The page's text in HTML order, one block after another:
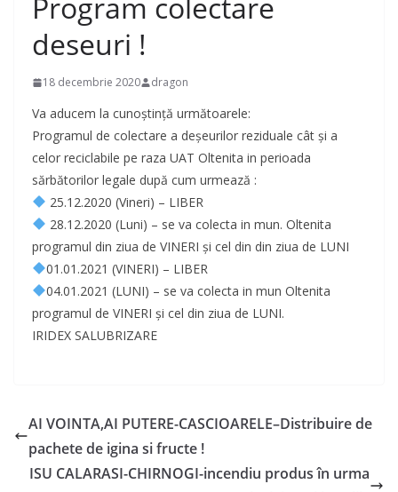
deseuri !
18 decembrie 2020 dragon
Va aducem la cunoștință următoarele:
Programul de colectare a deșeurilor reziduale cât și a
celor reciclabile pe raza UAT Oltenita in perioada
sărbătorilor legale după cum urmează :
25.12.2020 (Vineri) – LIBER
28.12.2020 (Luni) – se va colecta in mun. Oltenita
programul din ziua de VINERI și cel din din ziua de LUNI
01.01.2021 (VINERI) – LIBER
04.01.2021 (LUNI) – se va colecta in mun Oltenita
programul de VINERI și cel din ziua de LUNI.
IRIDEX SALUBRIZARE
AI VOINTA,AI PUTERE-CASCIOARELE–Distribuire de
pachete de igina si fructe !
ISU CALARASI-CHIRNOGI-incendiu produs în urma